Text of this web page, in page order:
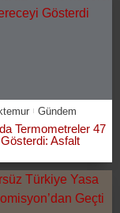
Gündem
Termometreler 47
Asfalt